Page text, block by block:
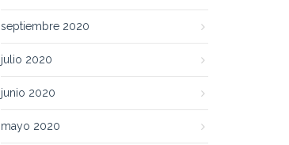
septiembre 2020
julio 2020
junio 2020
mayo 2020